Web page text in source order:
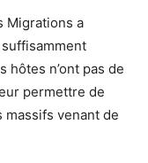
Migrations a
hôtes n’ont pas de
permettre de
massifs venant de